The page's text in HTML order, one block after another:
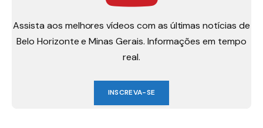
Assista aos melhores vídeos com as últimas notícias de
Belo Horizonte e Minas Gerais. Informações em tempo
real.
INSCREVA-SE